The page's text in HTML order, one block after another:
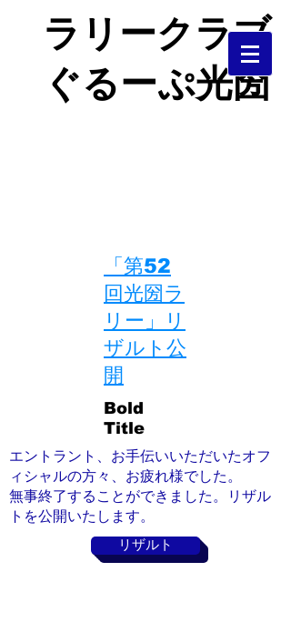
ラリークラブ
ぐるーぷ光圀
​「第52
回光圀ラ
リー」リ
ザルト公
開
Bold
Title
エントラント、お手伝いいただいたオフ
ィシャルの方々、お疲れ様でした。
​無事終了することができました。リザル
トを公開いたします。
リザルト